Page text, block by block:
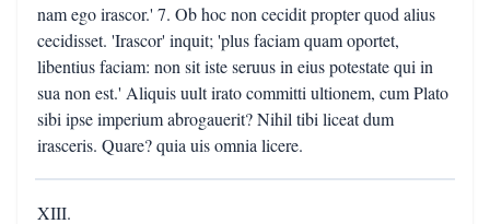
nam ego irascor.' 7. Ob hoc non cecidit propter quod alius
cecidisset. 'Irascor' inquit; 'plus faciam quam oportet,
libentius faciam: non sit iste seruus in eius potestate qui in
sua non est.' Aliquis uult irato committi ultionem, cum Plato
sibi ipse imperium abrogauerit? Nihil tibi liceat dum
irasceris. Quare? quia uis omnia licere.
XIII.